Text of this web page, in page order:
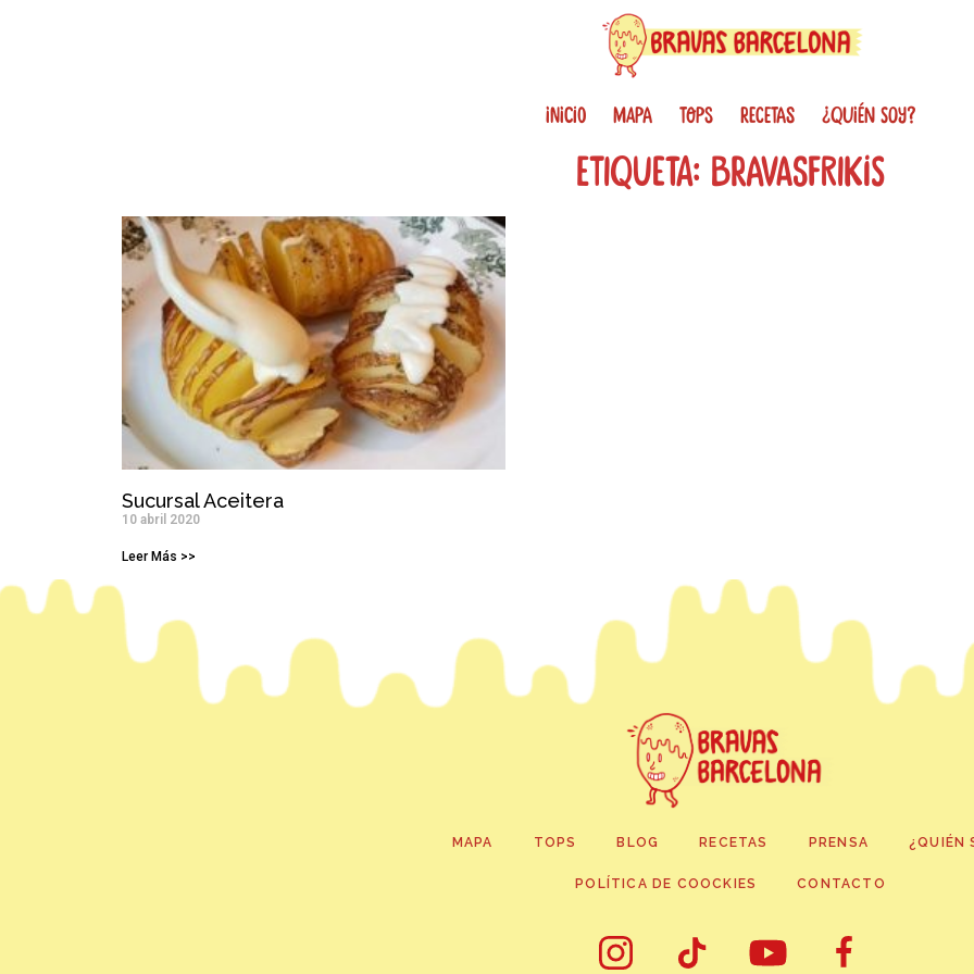
INICIO MAPA TOPS RECETAS ¿QUIÉN SOY?
Etiqueta: bravasfrikis
Sucursal Aceitera
10 abril 2020
Leer Más >>
MAPA TOPS BLOG RECETAS PRENSA ¿QUIÉN
POLÍTICA DE COOCKIES CONTACTO